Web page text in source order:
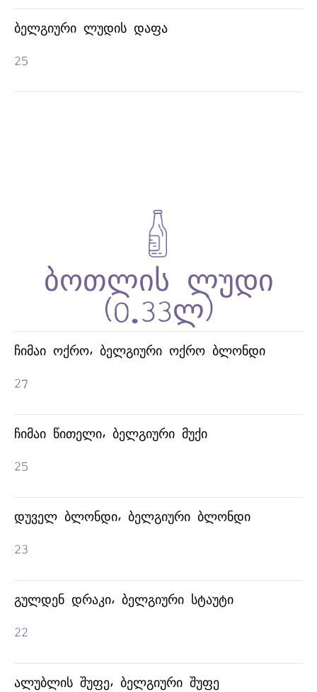
ᲑᲔᲚᲒᲘᲣᲠᲘ ᲚᲣᲓᲘᲡ ᲓᲐᲤᲐ
25
ᲩᲘᲛᲐᲘ ᲝᲥᲠᲝ, ᲑᲔᲚᲒᲘᲣᲠᲘ ᲝᲥᲠᲝ ᲑᲚᲝᲜᲓᲘ
27
ᲩᲘᲛᲐᲘ ᲬᲘᲗᲔᲚᲘ, ᲑᲔᲚᲒᲘᲣᲠᲘ ᲛᲣᲥᲘ
25
ᲓᲣᲕᲔᲚ ᲑᲚᲝᲜᲓᲘ, ᲑᲔᲚᲒᲘᲣᲠᲘ ᲑᲚᲝᲜᲓᲘ
23
ᲒᲣᲚᲓᲔᲜ ᲓᲠᲐᲙᲘ, ᲑᲔᲚᲒᲘᲣᲠᲘ ᲡᲢᲐᲣᲢᲘ
22
ᲐᲚᲣᲑᲚᲘᲡ ᲨᲣᲤᲔ, ᲑᲔᲚᲒᲘᲣᲠᲘ ᲨᲣᲤᲔ
ᲪᲥᲠᲘᲐᲚᲐ ᲦᲕᲘᲜᲝ
ᲗᲔᲗᲠᲘ ᲦᲕᲘᲜᲝ-